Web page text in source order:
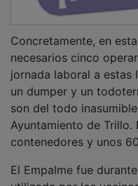
necesarios cinco
jornada laboral a estas
un dumper y un
son del todo
Ayuntamiento de
contenedores y unos
utilizada por los